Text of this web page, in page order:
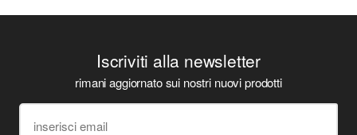
Iscriviti alla newsletter
rimani aggiornato sui nostri nuovi prodotti